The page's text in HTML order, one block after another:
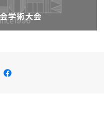
学術大会
facebook